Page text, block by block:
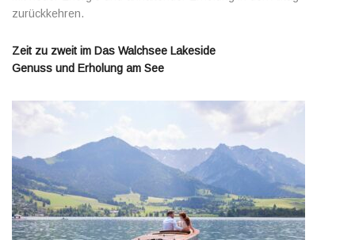
zurückkehren.
Zeit zu zweit im Das Walchsee Lakeside
Genuss und Erholung am See